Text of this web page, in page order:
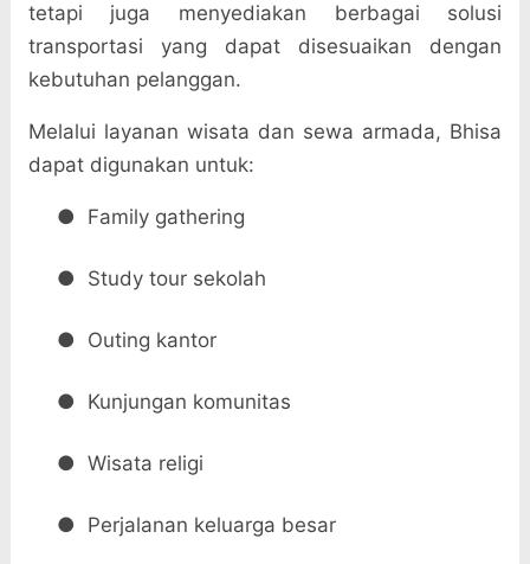
tetapi juga menyediakan berbagai solusi
transportasi yang dapat disesuaikan dengan
kebutuhan pelanggan.
Melalui layanan wisata dan sewa armada, Bhisa
dapat digunakan untuk:
● Family gathering
● Study tour sekolah
● Outing kantor
● Kunjungan komunitas
● Wisata religi
● Perjalanan keluarga besar